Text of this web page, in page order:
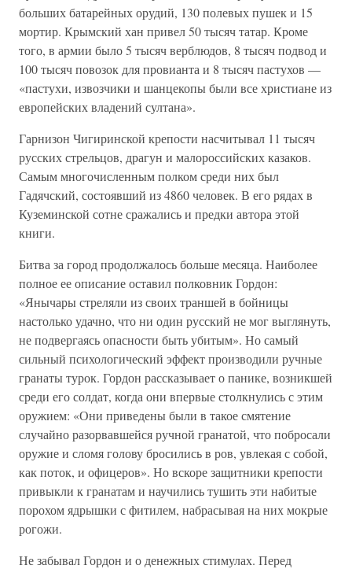
больших батарейных орудий, 130 полевых пушек и 15
мортир. Крымский хан привел 50 тысяч татар. Кроме
того, в армии было 5 тысяч верблюдов, 8 тысяч подвод и
100 тысяч повозок для провианта и 8 тысяч пастухов —
«пастухи, извозчики и шанцекопы были все христиане из
европейских владений султана».
Гарнизон Чигиринской крепости насчитывал 11 тысяч
русских стрельцов, драгун и малороссийских казаков.
Самым многочисленным полком среди них был
Гадячский, состоявший из 4860 человек. В его рядах в
Куземинской сотне сражались и предки автора этой
книги.
Битва за город продолжалось больше месяца. Наиболее
полное ее описание оставил полковник Гордон:
«Янычары стреляли из своих траншей в бойницы
настолько удачно, что ни один русский не мог выглянуть,
не подвергаясь опасности быть убитым». Но самый
сильный психологический эффект производили ручные
гранаты турок. Гордон рассказывает о панике, возникшей
среди его солдат, когда они впервые столкнулись с этим
оружием: «Они приведены были в такое смятение
случайно разорвавшейся ручной гранатой, что побросали
оружие и сломя голову бросились в ров, увлекая с собой,
как поток, и офицеров». Но вскоре защитники крепости
привыкли к гранатам и научились тушить эти набитые
порохом ядрышки с фитилем, набрасывая на них мокрые
рогожи.
Не забывал Гордон и о денежных стимулах. Перед